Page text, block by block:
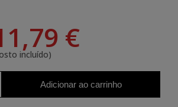
€
incluído)
Adicionar ao carrinho